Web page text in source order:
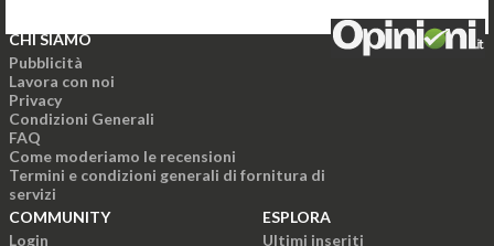
CHI SIAMO
Pubblicità
Lavora con noi
Privacy
Condizioni Generali
FAQ
Come moderiamo le recensioni
Termini e condizioni generali di fornitura di
servizi
COMMUNITY
Login
ESPLORA
Ultimi inseriti